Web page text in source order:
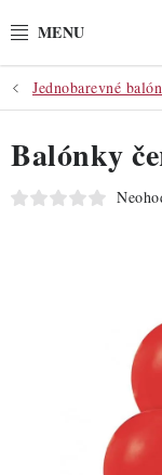
na
POTŘEBY
POMŮCKY
SUROVINY
POCHUTINY
Jednobarevné
Balónky